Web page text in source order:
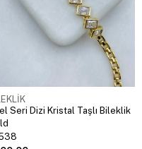
Seri Dizi Kristal Taşlı Bileklik